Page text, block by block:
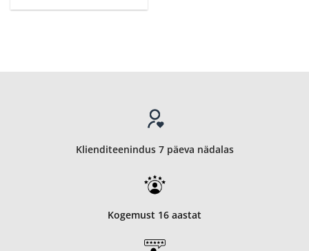
Klienditeenindus 7 päeva nädalas
Kogemust 16 aastat